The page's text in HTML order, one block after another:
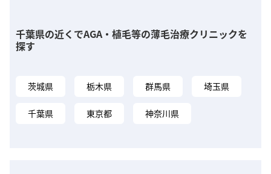
千葉県の近くでAGA・植毛等の薄毛治療クリニックを
探す
茨城県 栃木県 群馬県 埼玉県
千葉県 東京都 神奈川県